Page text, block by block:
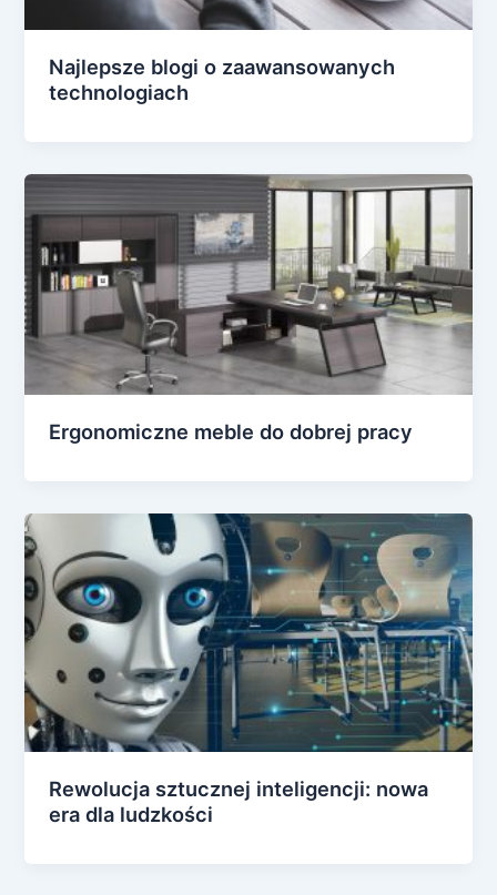
Najlepsze blogi o zaawansowanych
technologiach
Ergonomiczne meble do dobrej pracy
Rewolucja sztucznej inteligencji: nowa
era dla ludzkości